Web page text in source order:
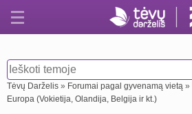
Tėvų Darželis » Forumai pagal gyvenamą vietą »
Europa (Vokietija, Olandija, Belgija ir kt.)